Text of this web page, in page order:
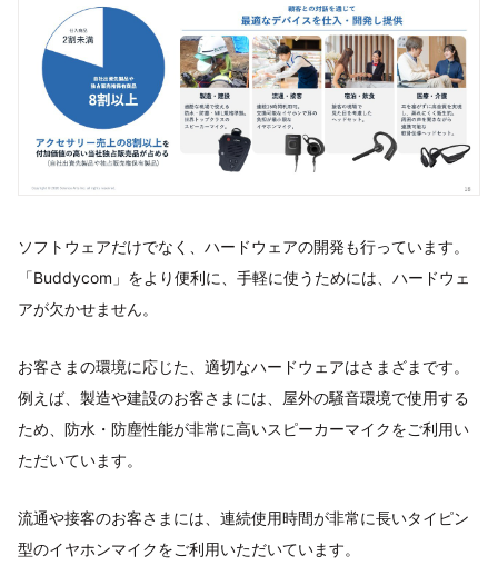
ソフトウェアだけでなく、ハードウェアの開発も行っています。
「Buddycom」をより便利に、手軽に使うためには、ハードウェ
アが欠かせません。
お客さまの環境に応じた、適切なハードウェアはさまざまです。
例えば、製造や建設のお客さまには、屋外の騒音環境で使用する
ため、防水・防塵性能が非常に高いスピーカーマイクをご利用い
ただいています。
流通や接客のお客さまには、連続使用時間が非常に長いタイピン
型のイヤホンマイクをご利用いただいています。